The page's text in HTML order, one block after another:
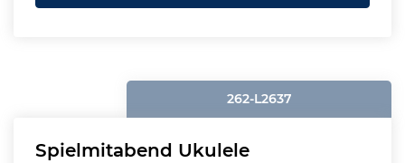
262-L2637
Spielmitabend Ukulele